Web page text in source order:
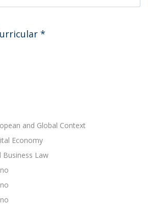
*
and Global Context
Economy
Business Law